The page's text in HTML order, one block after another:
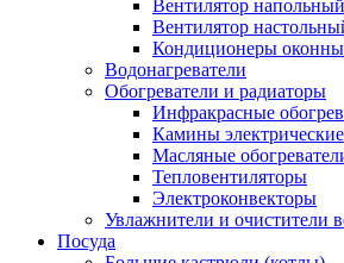
Вентилятор напольный
Вентилятор
Кондиционеры
Водонагреватели
Обогреватели и радиаторы
Инфракрасные
Камины электрические
Масляные
Тепловентиляторы
Электроконвекторы
Увлажнители и очистители
Посуда